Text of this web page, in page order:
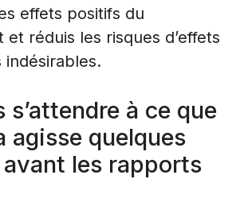
effets positifs du
et réduis les risques d’effets
indésirables.
s’attendre à ce que
agisse quelques
les rapports